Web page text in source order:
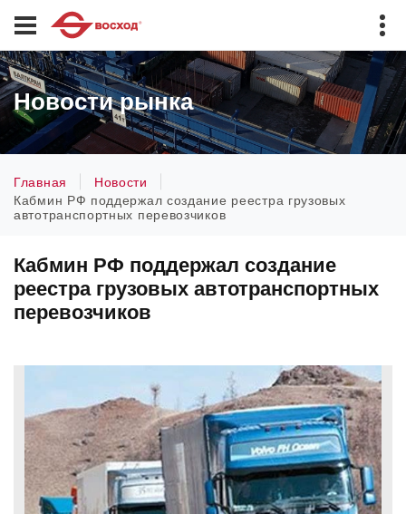
Новости рынка
Главная
Новости
Кабмин РФ поддержал создание реестра грузовых
автотранспортных перевозчиков
Кабмин РФ поддержал создание
реестра грузовых автотранспортных
перевозчиков